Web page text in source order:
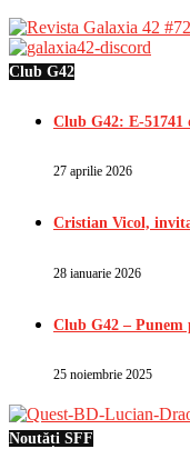
Club G42
Club G42: E-51741
27 aprilie 2026
Cristian Vicol,
28 ianuarie 2026
Club G42 – Punem
25 noiembrie 2025
Noutăți SFF